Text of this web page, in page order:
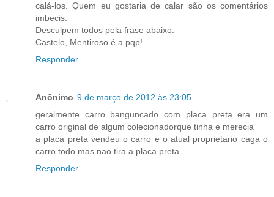
calá-los. Quem eu gostaria de calar são os comentários
imbecis.
Desculpem todos pela frase abaixo.
Castelo, Mentiroso é a pqp!
Responder
Anônimo 9 de março de 2012 às 23:05
geralmente carro banguncado com placa preta era um
carro original de algum colecionadorque tinha e merecia
a placa preta vendeu o carro e o atual proprietario caga o
carro todo mas nao tira a placa preta
Responder